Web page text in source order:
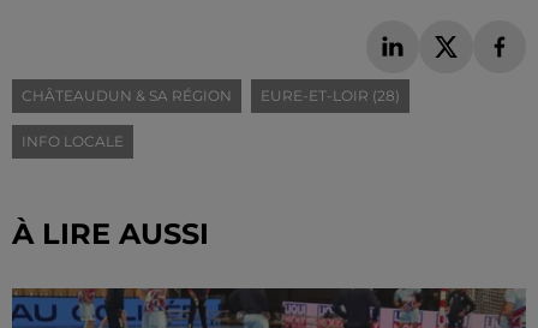
CHÂTEAUDUN & SA RÉGION EURE-ET-LOIR (28)
INFO LOCALE
À LIRE AUSSI